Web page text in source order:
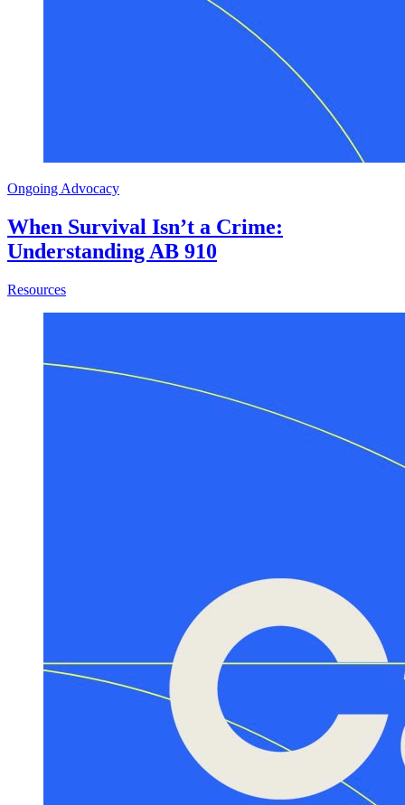
Ongoing Advocacy
When Survival Isn’t a Crime:
Understanding AB 910
Resourcesabout When Survival Isn’t a Crime: Understanding AB 910